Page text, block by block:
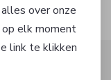
over onze
op elk moment
link te klikken